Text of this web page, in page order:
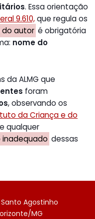
. Essa orientação
9.610,que regula os
autor é obrigatória
nome do
da ALMG que
foram
, observando os
da Criança e do
qualquer
inadequado dessas
Agostinho
MG